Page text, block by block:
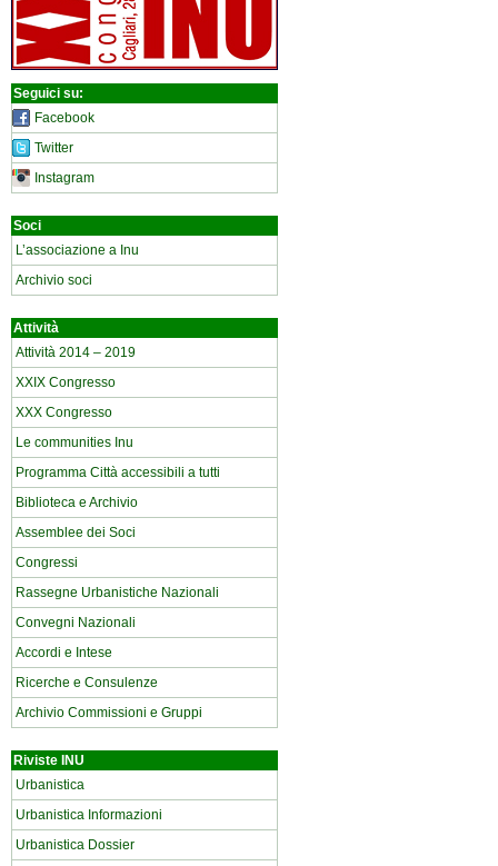
Seguici su:
Facebook
Twitter
Instagram
Soci
L’associazione a Inu
Archivio soci
Attività
Attività 2014 – 2019
XXIX Congresso
XXX Congresso
Le communities Inu
Programma Città accessibili a tutti
Biblioteca e Archivio
Assemblee dei Soci
Congressi
Rassegne Urbanistiche Nazionali
Convegni Nazionali
Accordi e Intese
Ricerche e Consulenze
Archivio Commissioni e Gruppi
Riviste INU
Urbanistica
Urbanistica Informazioni
Urbanistica Dossier